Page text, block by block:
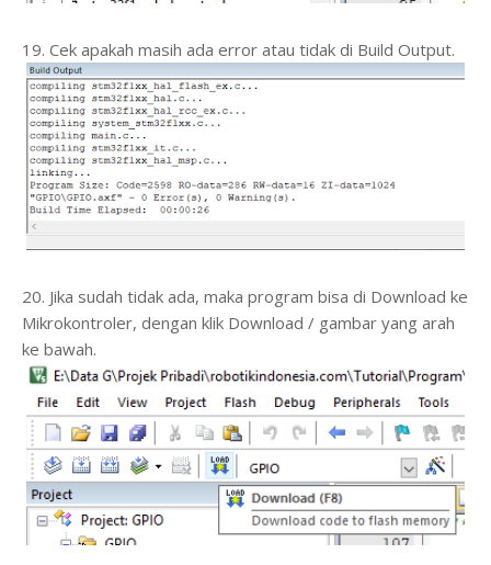
19. Cek apakah masih ada error atau tidak di Build Output.
20. Jika sudah tidak ada, maka program bisa di Download ke
Mikrokontroler, dengan klik Download / gambar yang arah
ke bawah.